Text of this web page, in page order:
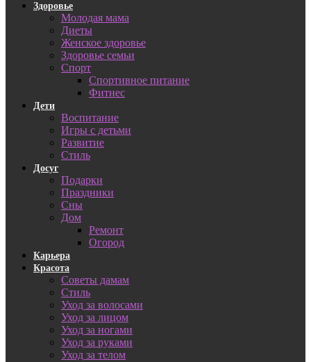
Здоровье
Молодая мама
Диеты
Женское здоровье
Здоровье семьи
Спорт
Спортивное питание
Фитнес
Дети
Воспитание
Игры с детьми
Развитие
Стиль
Досуг
Подарки
Праздники
Сны
Дом
Ремонт
Огород
Карьера
Красота
Советы дамам
Стиль
Уход за волосами
Уход за лицом
Уход за ногами
Уход за руками
Уход за телом